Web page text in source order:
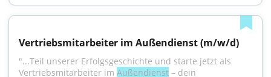
Vertriebsmitarbeiter im Außendienst (m/w/d)
"...Teil unserer Erfolgsgeschichte und starte jetzt als
Vertriebsmitarbeiter im Außendienst – dein